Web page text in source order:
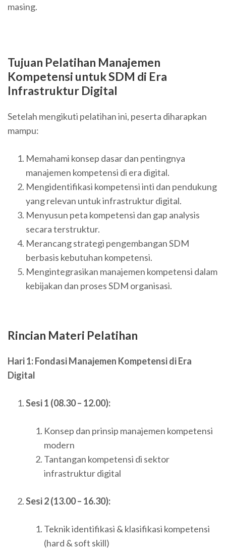
masing.
Tujuan Pelatihan Manajemen
Kompetensi untuk SDM di Era
Infrastruktur Digital
Setelah mengikuti pelatihan ini, peserta diharapkan
mampu:
Memahami konsep dasar dan pentingnya
manajemen kompetensi di era digital.
Mengidentifikasi kompetensi inti dan pendukung
yang relevan untuk infrastruktur digital.
Menyusun peta kompetensi dan gap analysis
secara terstruktur.
Merancang strategi pengembangan SDM
berbasis kebutuhan kompetensi.
Mengintegrasikan manajemen kompetensi dalam
kebijakan dan proses SDM organisasi.
Rincian Materi Pelatihan
Hari 1: Fondasi Manajemen Kompetensi di Era
Digital
Sesi 1 (08.30 – 12.00):
Konsep dan prinsip manajemen kompetensi
modern
Tantangan kompetensi di sektor
infrastruktur digital
Sesi 2 (13.00 – 16.30):
Teknik identifikasi & klasifikasi kompetensi
(hard & soft skill)